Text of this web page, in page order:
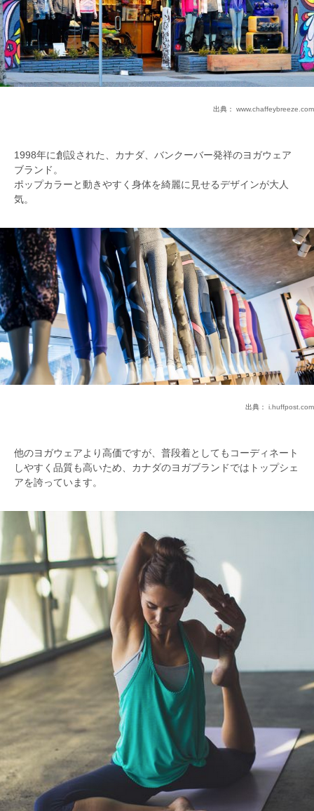
出典： www.chaffeybreeze.com
1998年に創設された、カナダ、バンクーバー発祥のヨガウェア
ブランド。
ポップカラーと動きやすく身体を綺麗に見せるデザインが大人
気。
出典： i.huffpost.com
他のヨガウェアより高価ですが、普段着としてもコーディネート
しやすく品質も高いため、カナダのヨガブランドではトップシェ
アを誇っています。